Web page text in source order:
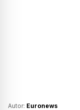
Autor: Euronews